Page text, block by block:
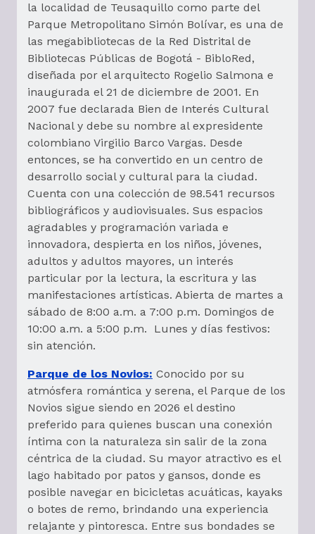
la localidad de Teusaquillo como parte del
Parque Metropolitano Simón Bolívar, es una de
las megabibliotecas de la Red Distrital de
Bibliotecas Públicas de Bogotá - BibloRed,
diseñada por el arquitecto Rogelio Salmona e
inaugurada el 21 de diciembre de 2001. En
2007 fue declarada Bien de Interés Cultural
Nacional y debe su nombre al expresidente
colombiano Virgilio Barco Vargas. Desde
entonces, se ha convertido en un centro de
desarrollo social y cultural para la ciudad.
Cuenta con una colección de 98.541 recursos
bibliográficos y audiovisuales. Sus espacios
agradables y programación variada e
innovadora, despierta en los niños, jóvenes,
adultos y adultos mayores, un interés
particular por la lectura, la escritura y las
manifestaciones artísticas. Abierta de martes a
sábado de 8:00 a.m. a 7:00 p.m. Domingos de
10:00 a.m. a 5:00 p.m. Lunes y días festivos:
sin atención.
Parque de los Novios: Conocido por su
atmósfera romántica y serena, el Parque de los
Novios sigue siendo en 2026 el destino
preferido para quienes buscan una conexión
íntima con la naturaleza sin salir de la zona
céntrica de la ciudad. Su mayor atractivo es el
lago habitado por patos y gansos, donde es
posible navegar en bicicletas acuáticas, kayaks
o botes de remo, brindando una experiencia
relajante y pintoresca. Entre sus bondades se